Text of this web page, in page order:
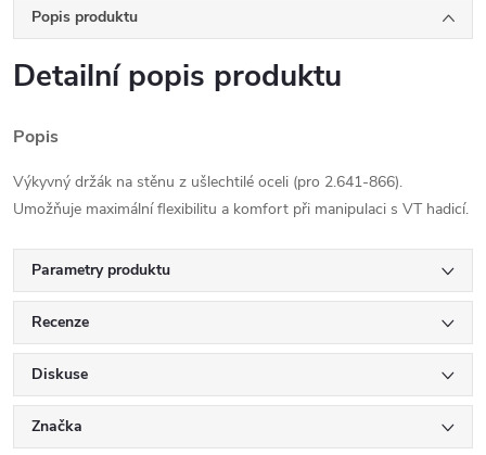
Popis produktu
Detailní popis produktu
Popis
Výkyvný držák na stěnu z ušlechtilé oceli (pro 2.641-866).
Umožňuje maximální flexibilitu a komfort při manipulaci s VT hadicí.
Parametry produktu
Recenze
Diskuse
Značka